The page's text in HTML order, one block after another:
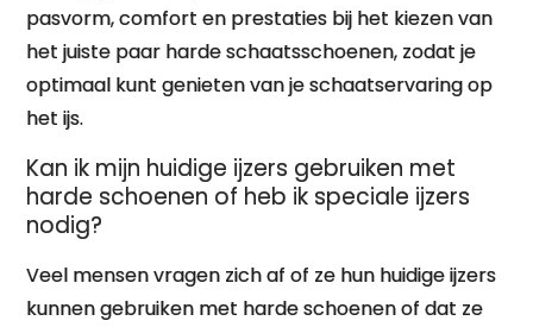
pasvorm, comfort en prestaties bij het kiezen van
het juiste paar harde schaatsschoenen, zodat je
optimaal kunt genieten van je schaatservaring op
het ijs.
Kan ik mijn huidige ijzers gebruiken met
harde schoenen of heb ik speciale ijzers
nodig?
Veel mensen vragen zich af of ze hun huidige ijzers
kunnen gebruiken met harde schoenen of dat ze